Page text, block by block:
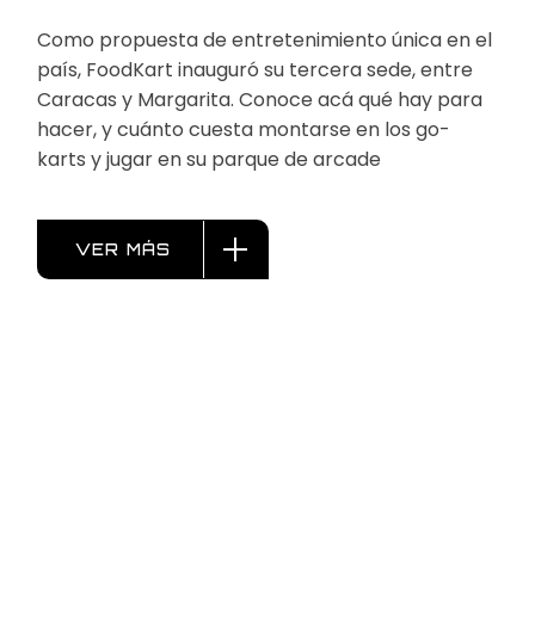
Como propuesta de entretenimiento única en el
país, FoodKart inauguró su tercera sede, entre
Caracas y Margarita. Conoce acá qué hay para
hacer, y cuánto cuesta montarse en los go-
karts y jugar en su parque de arcade
VER MÁS